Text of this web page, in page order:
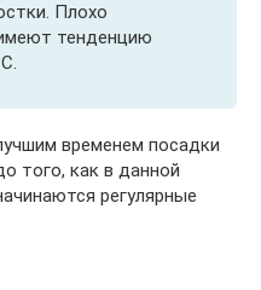
Плохо
тенденцию
временем посадки
того, как в данной
регулярные